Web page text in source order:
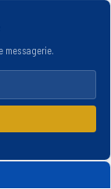
messagerie.